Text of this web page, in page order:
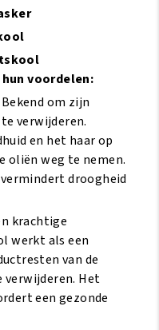
voordelen:
Bekend om zijn
verwijderen.
en het haar op
oliën weg te nemen.
droogheid
krachtige
werkt als een
van de
verwijderen. Het
een gezonde